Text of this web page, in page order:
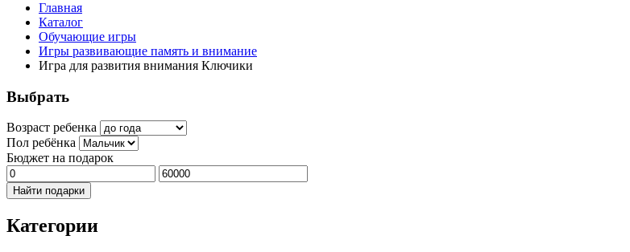
Главная
Каталог
Обучающие игры
Игры развивающие память и внимание
Игра для развития внимания Ключики
Выбрать
Возраст ребенка
Пол ребёнка
Бюджет на подарок
Найти подарки
Категории